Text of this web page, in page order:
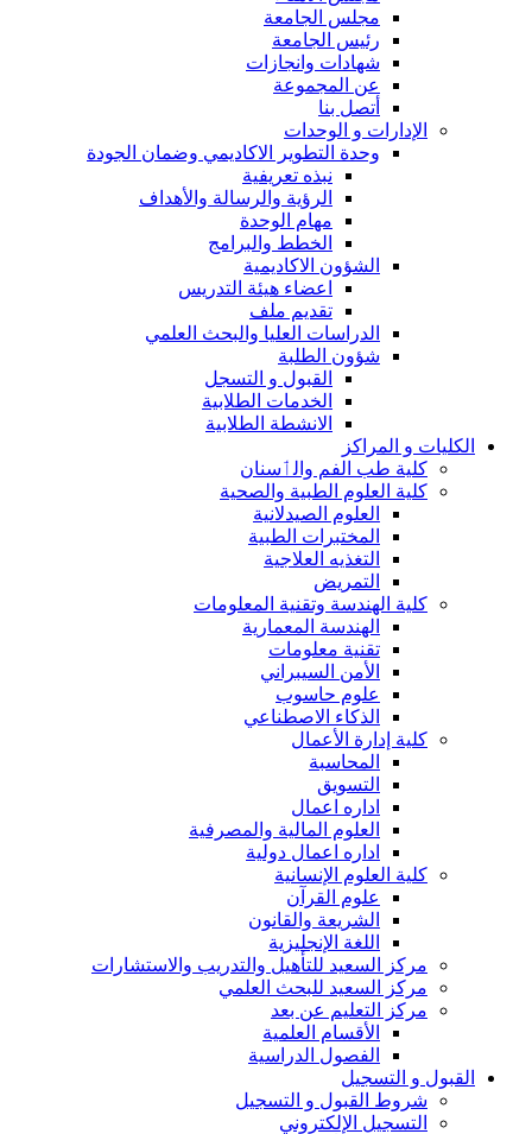
مجلس الجامعة
رئيس الجامعة
شهادات وانجازات
عن المجموعة
أتصل بنا
الإدارات و الوحدات
وحدة التطوير الاكاديمي وضمان الجودة
نبذه تعريفية
الرؤية والرسالة والأهداف
مهام الوحدة
الخطط والبرامج
الشؤون الاكاديمية
اعضاء هيئة التدريس
تقديم ملف
الدراسات العليا والبحث العلمي
شؤون الطلبة
القبول و التسجل
الخدمات الطلابية
الانشطة الطلابية
الكليات و المراكز
كلية طب الفم والٲسنان
كلية العلوم الطبية والصحية
العلوم الصيدلانية
المختبرات الطبية
التغذيه العلاجية
التمريض
كلية الهندسة وتقنية المعلومات
الهندسة المعمارية
تقنية معلومات
الأمن السيبراني
علوم حاسوب
الذكاء الاصطناعي
كلية إدارة الأعمال
المحاسبة
التسويق
اداره اعمال
العلوم المالية والمصرفية
اداره اعمال دولية
كلية العلوم الإنسانية
علوم القرآن
الشريعة والقانون
اللغة الإنجليزية
مركز السعيد للتأهيل والتدريب والاستشارات
مركز السعيد للبحث العلمي
مركز التعليم عن بعد
الأقسام العلمية
الفصول الدراسية
القبول و التسجيل
شروط القبول و التسجيل
التسجيل الإلكتروني